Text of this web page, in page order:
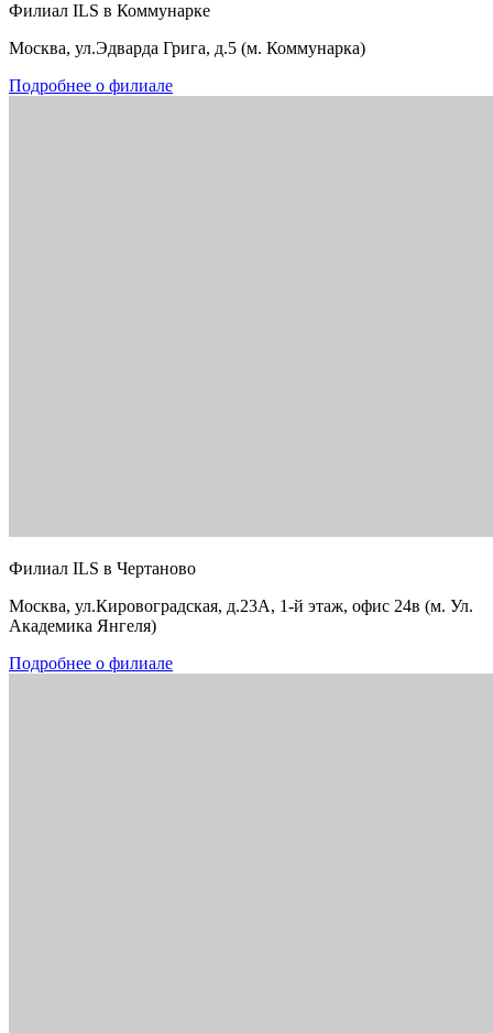
Филиал ILS в Коммунарке
Москва, ул.Эдварда Грига, д.5 (м. Коммунарка)
Подробнее о филиале
Филиал ILS в Чертаново
Москва, ул.Кировоградская, д.23А, 1-й этаж, офис 24в (м. Ул.
Академика Янгеля)
Подробнее о филиале